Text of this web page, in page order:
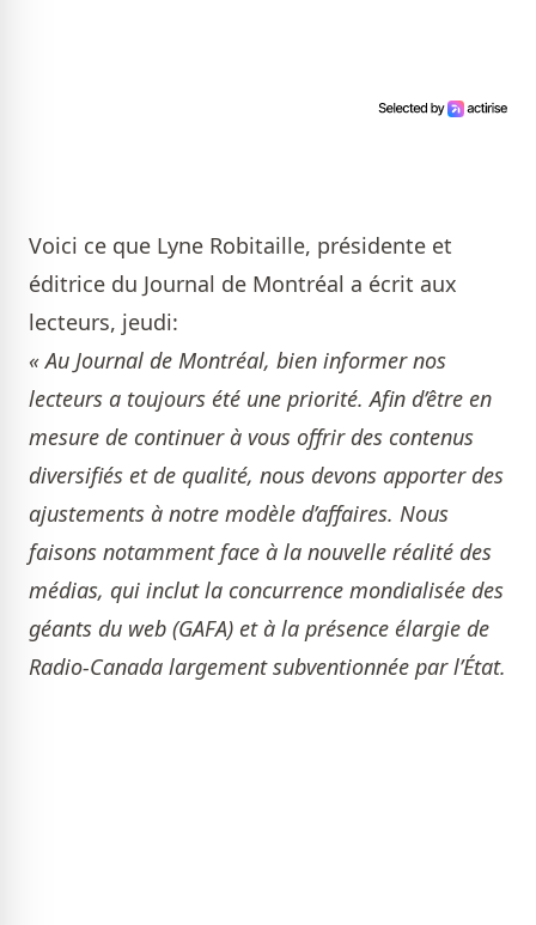
Voici ce que Lyne Robitaille, présidente et
éditrice du Journal de Montréal a écrit aux
lecteurs, jeudi:
« Au Journal de Montréal, bien informer nos
lecteurs a toujours été une priorité. Afin d’être en
mesure de continuer à vous offrir des contenus
diversifiés et de qualité, nous devons apporter des
ajustements à notre modèle d’affaires. Nous
faisons notamment face à la nouvelle réalité des
médias, qui inclut la concurrence mondialisée des
géants du web (GAFA) et à la présence élargie de
Radio-Canada largement subventionnée par l’État.